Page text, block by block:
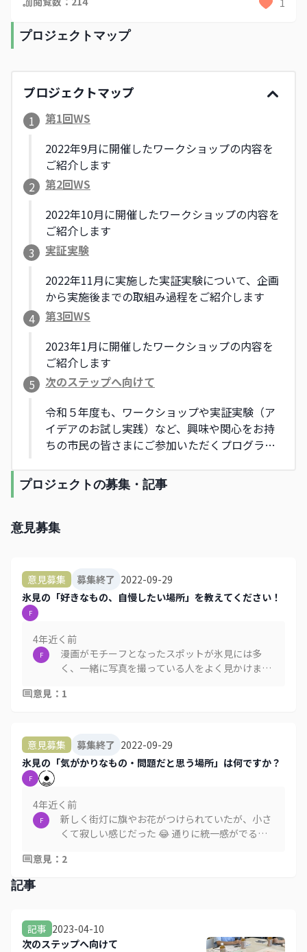
プロジェクトマップ
プロジェクトマップ
1
第1回WS
2022年9月に開催したワークショップの内容を
ご紹介します
2
第2回WS
2022年10月に開催したワークショップの内容を
ご紹介します
3
実証実験
2022年11月に実施した実証実験について、企画
から実施後までの取組み過程をご紹介します
4
第3回WS
2023年1月に開催したワークショップの内容を
ご紹介します
5
次のステップへ向けて
令和５年度も、ワークショップや実証実験（ア
イデアのお試し実践）など、興味や関心をお持
ちの市民の皆さまにご参加いただくプログラム
プロジェクトの募集・記事
意見募集
意見募集 募集終了 2022-09-29
氷見の「好きなもの、自慢したい場所」を教えてください！
F
4年近く 前
F
漫画がモチーフとなったスポットが氷見には多
く、一緒に写真を撮っている人をよく見かけま
を持たせながらもっと漫画スポットを増やしてい
意見 ： 1
意見募集 募集終了 2022-09-29
氷見の「気がかりなもの・問題だと思う場所」は何ですか？
F
4年近く 前
F
新しく街灯に旗やお花がつけられていたが、小さ
くて寂しい感じだった 😂 通りに統一感がでるよ
す
意見 ： 2
記事
記事 2023-04-10
次のステップへ向けて